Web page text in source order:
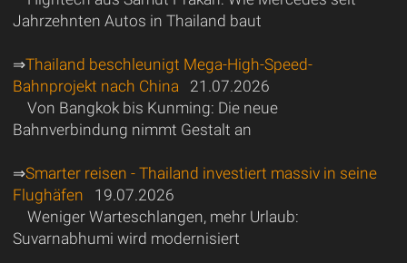
Jahrzehnten Autos in Thailand baut
⇒Thailand beschleunigt Mega-High-Speed-
Bahnprojekt nach China 21.07.2026
Von Bangkok bis Kunming: Die neue
Bahnverbindung nimmt Gestalt an
⇒Smarter reisen - Thailand investiert massiv in seine
Flughäfen 19.07.2026
Weniger Warteschlangen, mehr Urlaub:
Suvarnabhumi wird modernisiert